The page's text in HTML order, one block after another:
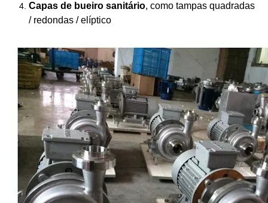
Capas de bueiro sanitário, como tampas quadradas
/ redondas / elíptico